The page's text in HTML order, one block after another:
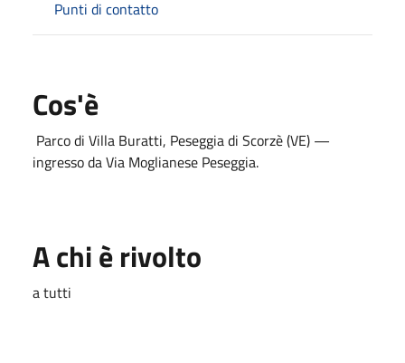
Punti di contatto
Cos'è
Parco di Villa Buratti, Peseggia di Scorzè (VE) —
ingresso da Via Moglianese Peseggia.
A chi è rivolto
a tutti